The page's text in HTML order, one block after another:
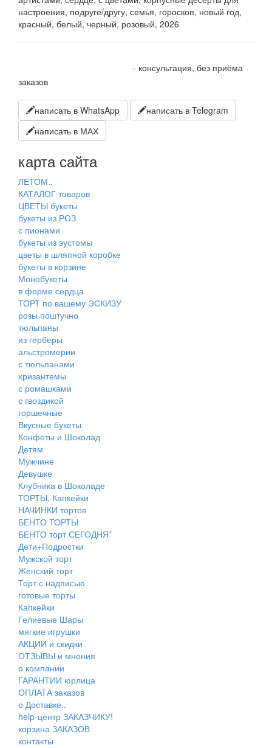
настроения, подруге/другу, семья, гороскоп, новый год,
красный, белый, черный, розовый, 2026
- консультация, без приёма
заказов
написать в WhatsApp
написать в Telegram
написать в МАХ
карта сайта
ЛЕТОМ..
КАТАЛОГ товаров
ЦВЕТЫ букеты
букеты из РОЗ
с пионами
букеты из эустомы
цветы в шляпной коробке
букеты в корзине
Монобукеты
в форме сердца
ТОРТ по вашему ЭСКИЗУ
розы поштучно
тюльпаны
из герберы
альстромерии
с тюльпанами
хризантемы
с ромашками
с гвоздикой
горшечные
Вкусные букеты
Конфеты и Шоколад
Детям
Мужчине
Девушке
Клубника в Шоколаде
ТОРТЫ, Капкейки
НАЧИНКИ тортов
БЕНТО ТОРТЫ
БЕНТО торт СЕГОДНЯ*
Дети+Подростки
Мужской торт
Женский торт
Торт с надписью
готовые торты
Капкейки
Гелиевые Шары
мягкие игрушки
АКЦИИ и скидки
ОТЗЫВЫ и мнения
о компании
ГАРАНТИИ юрлица
ОПЛАТА заказов
о Доставке..
help-центр ЗАКАЗЧИКУ!
корзина ЗАКАЗОВ
контакты